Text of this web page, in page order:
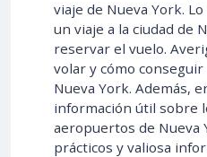
viaje de Nueva York.
un viaje a la ciudad de
reservar el vuelo.
volar y cómo
Nueva York. Además,
información útil sobre
aeropuertos de Nueva
prácticos y valiosa